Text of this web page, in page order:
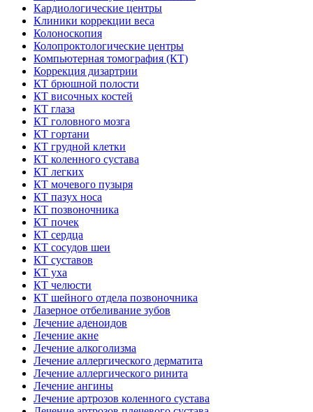
Кардиологические центры
Клиники коррекции веса
Колоноскопия
Колопроктологические центры
Компьютерная томография (КТ)
Коррекция дизартрии
КТ брюшной полости
КТ височных костей
КТ глаза
КТ головного мозга
КТ гортани
КТ грудной клетки
КТ коленного сустава
КТ легких
КТ мочевого пузыря
КТ пазух носа
КТ позвоночника
КТ почек
КТ сердца
КТ сосудов шеи
КТ суставов
КТ уха
КТ челюсти
КТ шейного отдела позвоночника
Лазерное отбеливание зубов
Лечение аденоидов
Лечение акне
Лечение алкоголизма
Лечение аллергического дерматита
Лечение аллергического ринита
Лечение ангины
Лечение артрозов коленного сустава